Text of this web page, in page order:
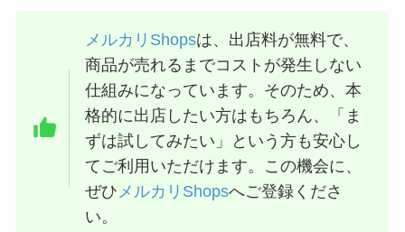
メルカリShopsは、出店料が無料で、
商品が売れるまでコストが発生しない
仕組みになっています。そのため、本
格的に出店したい方はもちろん、「ま
ずは試してみたい」という方も安心し
てご利用いただけます。この機会に、
ぜひメルカリShopsへご登録くださ
い。